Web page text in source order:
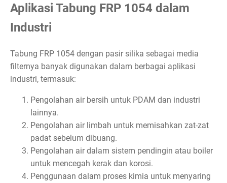
Aplikasi Tabung FRP 1054 dalam
Industri
Tabung FRP 1054 dengan pasir silika sebagai media
filternya banyak digunakan dalam berbagai aplikasi
industri, termasuk:
Pengolahan air bersih untuk PDAM dan industri
lainnya.
Pengolahan air limbah untuk memisahkan zat-zat
padat sebelum dibuang.
Pengolahan air dalam sistem pendingin atau boiler
untuk mencegah kerak dan korosi.
Penggunaan dalam proses kimia untuk menyaring